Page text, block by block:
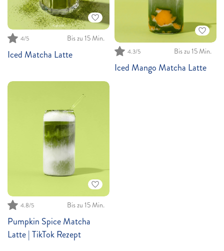
4/5 Bis zu 15 Min.
Iced Matcha Latte 4.3/5 Bis zu 15 Min.
Iced Mango Matcha Latte
4.8/5 Bis zu 15 Min.
Pumpkin Spice Matcha
Latte | TikTok Rezept